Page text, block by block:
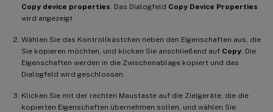
Copy device properties . Das Dialogfeld Copy Device Properties
wird angezeigt.
Wählen Sie das Kontrollkästchen neben den Eigenschaften aus, die
Sie kopieren möchten, und klicken Sie anschließend auf Copy . Die
Eigenschaften werden in die Zwischenablage kopiert und das
Dialogfeld wird geschlossen.
Klicken Sie mit der rechten Maustaste auf die Zielgeräte, die die
kopierten Eigenschaften übernehmen sollen, und wählen Sie